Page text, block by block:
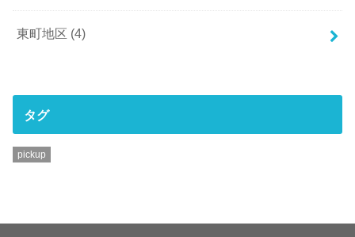
東町地区 (4)
タグ
pickup